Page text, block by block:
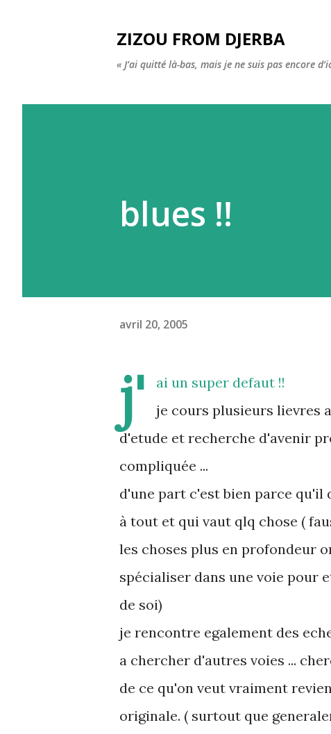
ZIZOU FROM DJERBA
« J’ai quitté là-bas, mais je ne suis pas encore
blues !!
avril 20, 2005
j'
ai un super defaut !!
je cours plusieurs lievres
d'etude et recherche d'avenir
compliquée ...
d'une part c'est bien parce qu'il
à tout et qui vaut qlq chose (
les choses plus en profondeur
spécialiser dans une voie pour
de soi)
je rencontre egalement des
a chercher d'autres voies ...
de ce qu'on veut vraiment
originale. ( surtout que